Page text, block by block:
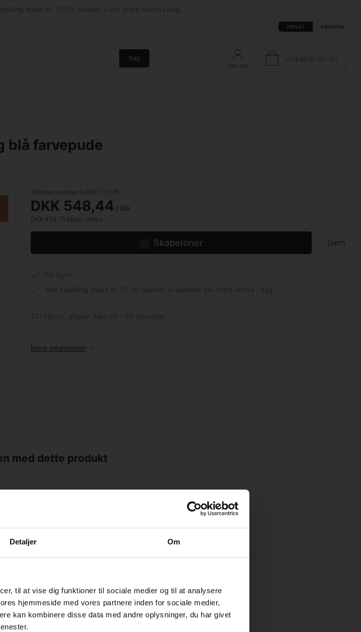
Detaljer Om
til at vise dig funktioner til sociale medier og til at analysere
hjemmeside med vores partnere inden for sociale medier,
kan kombinere disse data med andre oplysninger, du har givet
PRIVAT ERHVERV
Søg
LOG IND
at handle som
blå farvepude
Standard salgspris DKK 731,25
DKK 548,44
DKK 438,75 ekskl. moms
Skabeloner Gem
Mere information
med dette produkt